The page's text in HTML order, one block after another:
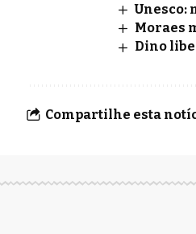
Unesco:
Moraes
Dino
Compartilhe esta